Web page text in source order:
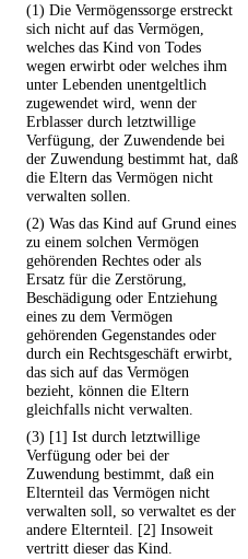
(1) Die Vermögenssorge erstreckt
sich nicht auf das Vermögen,
welches das Kind von Todes
wegen erwirbt oder welches ihm
unter Lebenden unentgeltlich
zugewendet wird, wenn der
Erblasser durch letztwillige
Verfügung, der Zuwendende bei
der Zuwendung bestimmt hat, daß
die Eltern das Vermögen nicht
verwalten sollen.
(2) Was das Kind auf Grund eines
zu einem solchen Vermögen
gehörenden Rechtes oder als
Ersatz für die Zerstörung,
Beschädigung oder Entziehung
eines zu dem Vermögen
gehörenden Gegenstandes oder
durch ein Rechtsgeschäft erwirbt,
das sich auf das Vermögen
bezieht, können die Eltern
gleichfalls nicht verwalten.
(3) [1] Ist durch letztwillige
Verfügung oder bei der
Zuwendung bestimmt, daß ein
Elternteil das Vermögen nicht
verwalten soll, so verwaltet es der
andere Elternteil. [2] Insoweit
vertritt dieser das Kind.